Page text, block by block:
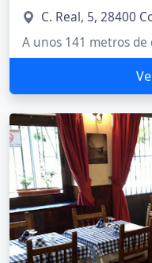
C. Real, 5, 28400
A unos 141 metros de